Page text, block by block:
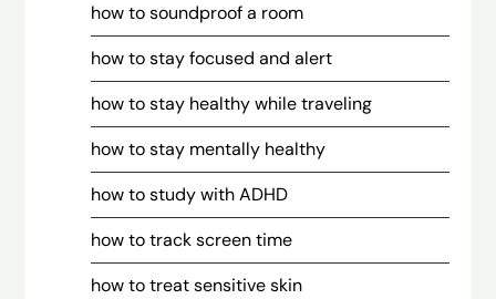
how to soundproof a room
how to stay focused and alert
how to stay healthy while traveling
how to stay mentally healthy
how to study with ADHD
how to track screen time
how to treat sensitive skin